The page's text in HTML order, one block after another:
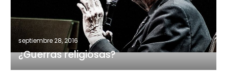
septiembre 28, 2016
¿Guerras religiosas?